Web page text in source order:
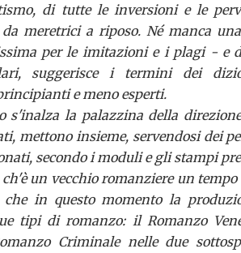
di tutte le inversioni e le
meretrici a riposo. Né manca
per le imitazioni e i plagi - e
suggerisce i termini dei
e meno esperti.
s'inalza la palazzina della
mettono insieme, servendosi dei
secondo i moduli e gli stampi
un vecchio romanziere un
in questo momento la
tipi di romanzo: il Romanzo
Criminale nelle due